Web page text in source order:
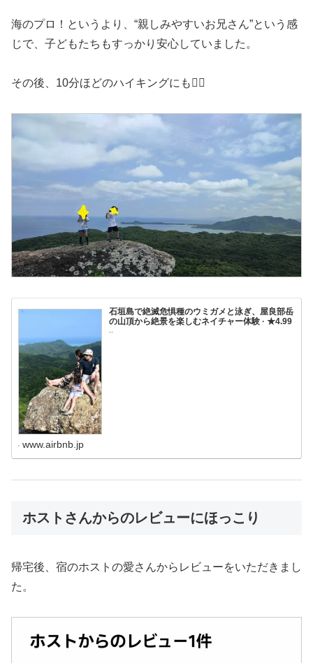
海のプロ！というより、“親しみやすいお兄さん”という感
じで、子どもたちもすっかり安心していました。
その後、10分ほどのハイキングにも🧗‍♂️
石垣島で絶滅危惧種のウミガメと泳ぎ、屋良部岳
の山頂から絶景を楽しむネイチャー体験 · ★4.99
..
www.airbnb.jp
ホストさんからのレビューにほっこり
帰宅後、宿のホストの愛さんからレビューをいただきまし
た。